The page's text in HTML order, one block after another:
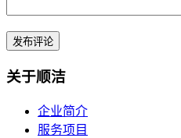
关于顺洁
企业简介
服务项目